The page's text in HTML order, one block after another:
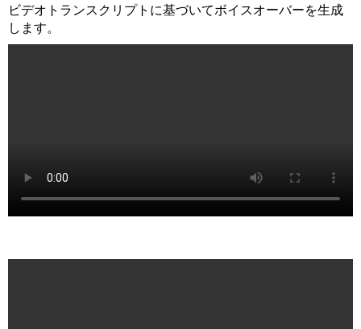
ビデオトランスクリプトに基づいてボイスオーバーを生成
します。